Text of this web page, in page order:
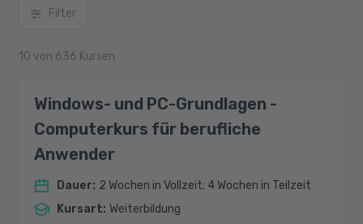
Filter
10 von 636 Kursen
Windows- und PC-Grundlagen -
Computerkurs für berufliche
Anwender
Dauer: 2 Wochen in Vollzeit; 4 Wochen in Teilzeit
Kursart: Weiterbildung